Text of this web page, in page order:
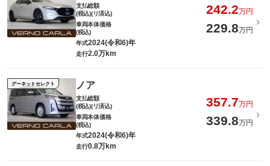
支払総額
(税込)(リ済込)
242.2万円
車両本体価格
(税込)
229.8万円
年式2024(令和6)年
走行2.0万km
グーネットセレクト ノア
支払総額
(税込)(リ済込)
357.7万円
車両本体価格
(税込)
339.8万円
年式2024(令和6)年
走行0.8万km